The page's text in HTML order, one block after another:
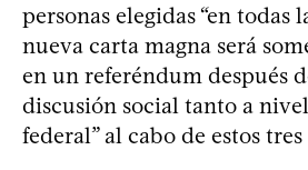
personas elegidas “en todas
nueva carta magna será
en un referéndum después
discusión social tanto a
federal” al cabo de estos tres